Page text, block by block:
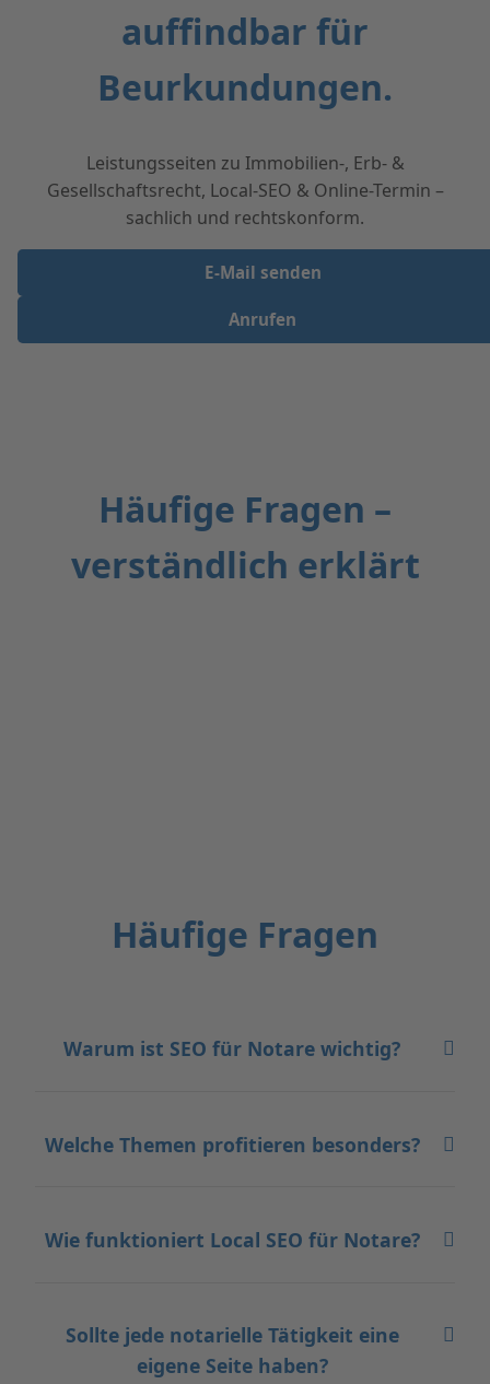
auffindbar für
Beurkundungen.
Leistungsseiten zu Immobilien-, Erb- &
Gesellschaftsrecht, Local-SEO & Online-Termin –
sachlich und rechtskonform.
E‑Mail senden
Anrufen
Häufige Fragen –
verständlich erklärt
Häufige Fragen
Warum ist SEO für Notare wichtig?
Welche Themen profitieren besonders?
Wie funktioniert Local SEO für Notare?
Sollte jede notarielle Tätigkeit eine
eigene Seite haben?